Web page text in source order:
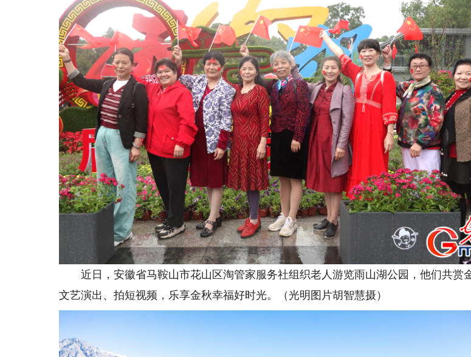
近日，安徽省马鞍山市花山区淘管家服务社组织老人游览雨山湖公园，他们共赏
文艺演出、拍短视频，乐享金秋幸福好时光。（光明图片胡智慧摄）